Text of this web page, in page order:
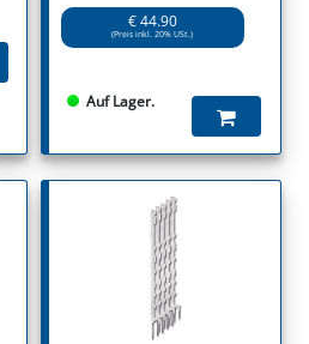
€ 44.90
(Preis inkl. 20% USt.)
Auf Lager.